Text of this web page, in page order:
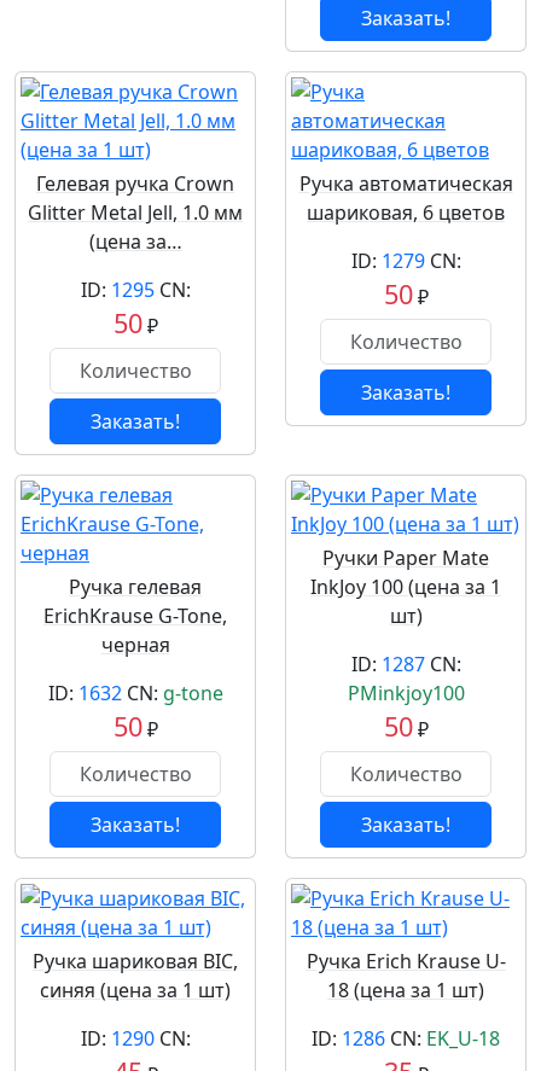
Заказать!
Гелевая ручка Crown
Glitter Metal Jell, 1.0 мм
(цена за…
ID: 1295CN:
50₽
Заказать!
Ручка автоматическая
шариковая, 6 цветов
ID: 1279CN:
50₽
Заказать!
Ручка гелевая
ErichKrause G-Tone,
черная
ID: 1632CN: g-tone
50₽
Заказать!
Ручки Paper Mate
InkJoy 100 (цена за 1
шт)
ID: 1287CN:
PMinkjoy100
50₽
Заказать!
Ручка шариковая BIC,
синяя (цена за 1 шт)
ID: 1290CN:
Ручка Erich Krause U-
18 (цена за 1 шт)
ID: 1286 CN: EK_U-18